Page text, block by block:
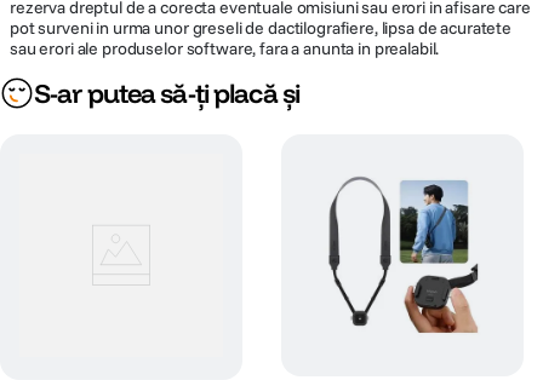
rezerva dreptul de a corecta eventuale omisiuni sau erori in afisare care
pot surveni in urma unor greseli de dactilografiere, lipsa de acuratete
sau erori ale produselor software, fara a anunta in prealabil.
S-ar putea să-ți placă și